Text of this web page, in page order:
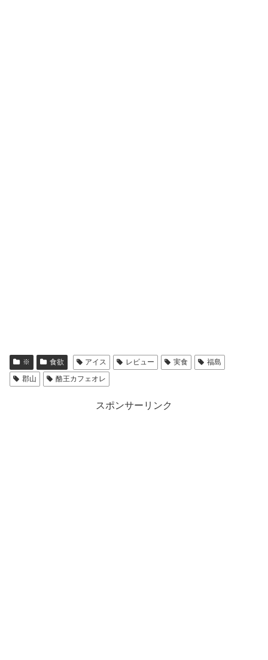
※ 食欲 アイス レビュー 実食
福島
郡山
酪王カフェオレ
スポンサーリンク